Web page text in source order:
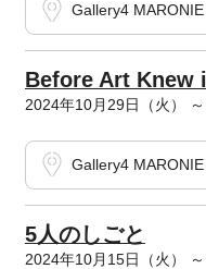
Gallery4 MARONIE
Before Art Knew
2024年10月29日（火）
Gallery4 MARONIE
5人のしごと
2024年10月15日（火）